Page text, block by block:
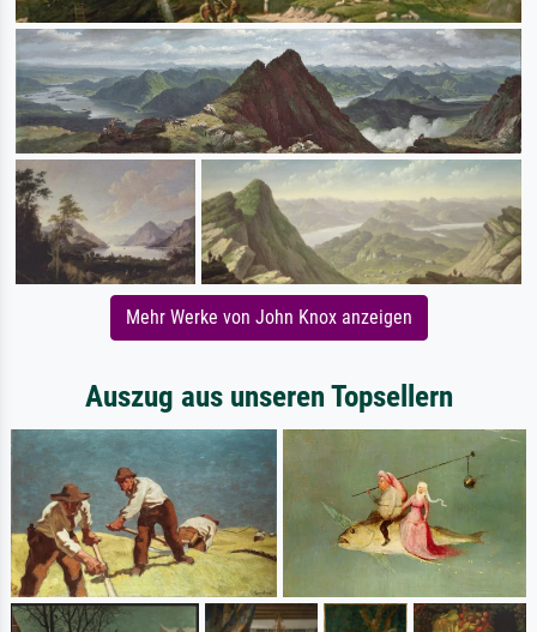
Mehr Werke von John Knox anzeigen
Auszug aus unseren Topsellern